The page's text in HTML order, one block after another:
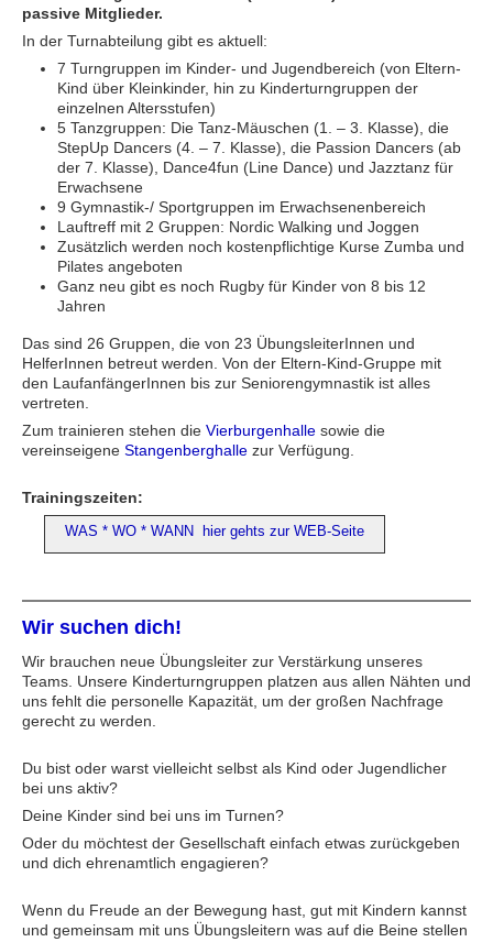
passive Mitglieder.
In der Turnabteilung gibt es aktuell:
7 Turngruppen im Kinder- und Jugendbereich (von Eltern-
Kind über Kleinkinder, hin zu Kinderturngruppen der
einzelnen Altersstufen)
5 Tanzgruppen: Die Tanz-Mäuschen (1. – 3. Klasse), die
StepUp Dancers (4. – 7. Klasse), die Passion Dancers (ab
der 7. Klasse), Dance4fun (Line Dance) und Jazztanz für
Erwachsene
9 Gymnastik-/ Sportgruppen im Erwachsenenbereich
Lauftreff mit 2 Gruppen: Nordic Walking und Joggen
Zusätzlich werden noch kostenpflichtige Kurse Zumba und
Pilates angeboten
Ganz neu gibt es noch Rugby für Kinder von 8 bis 12
Jahren
Das sind 26 Gruppen, die von 23 ÜbungsleiterInnen und
HelferInnen betreut werden. Von der Eltern-Kind-Gruppe mit
den LaufanfängerInnen bis zur Seniorengymnastik ist alles
vertreten.
Zum trainieren stehen die Vierburgenhalle sowie die
vereinseigene Stangenberghalle zur Verfügung.
Trainingszeiten:
WAS * WO * WANN hier gehts zur WEB-Seite
Wir suchen dich!
Wir brauchen neue Übungsleiter zur Verstärkung unseres
Teams. Unsere Kinderturngruppen platzen aus allen Nähten und
uns fehlt die personelle Kapazität, um der großen Nachfrage
gerecht zu werden.
Du bist oder warst vielleicht selbst als Kind oder Jugendlicher
bei uns aktiv?
Deine Kinder sind bei uns im Turnen?
Oder du möchtest der Gesellschaft einfach etwas zurückgeben
und dich ehrenamtlich engagieren?
Wenn du Freude an der Bewegung hast, gut mit Kindern kannst
und gemeinsam mit uns Übungsleitern was auf die Beine stellen